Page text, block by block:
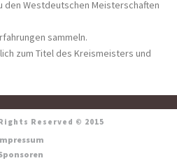
den Westdeutschen Meisterschaften
sammeln.
zum Titel des Kreismeisters und
Reserved © 2015